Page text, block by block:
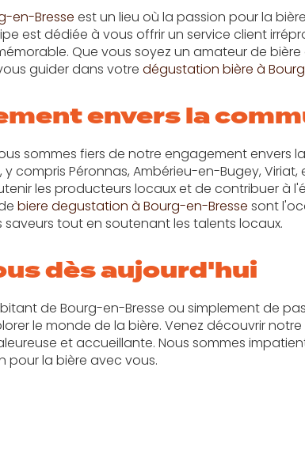
en-Bresse est un lieu où la passion pour la
est dédiée à vous offrir un service client
Que vous soyez un amateur de
guider dans votre dégustation bière à
envers la
sommes fiers de notre engagement envers
y compris Péronnas, Ambérieu-en-Bugey,
les producteurs locaux et de contribuer à
biere degustation à Bourg-en-Bresse sont
tout en soutenant les talents locaux.
dès aujourd'hui
de Bourg-en-Bresse ou simplement de
le monde de la bière. Venez découvrir
et accueillante. Nous sommes
pour la bière avec vous.